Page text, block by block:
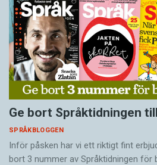
Ge bort Språktidningen
SPRÅKBLOGGEN
Inför påsken har vi ett riktigt fint
bort 3 nummer av Språktidningen för